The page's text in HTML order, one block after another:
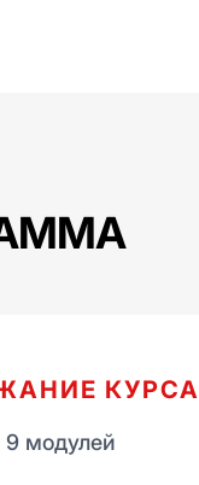
КУРСА
9 модулей